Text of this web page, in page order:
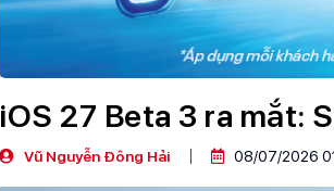
iOS 27 Beta 3 ra mắt:
Vũ Nguyễn Đông Hải 08/07/2026